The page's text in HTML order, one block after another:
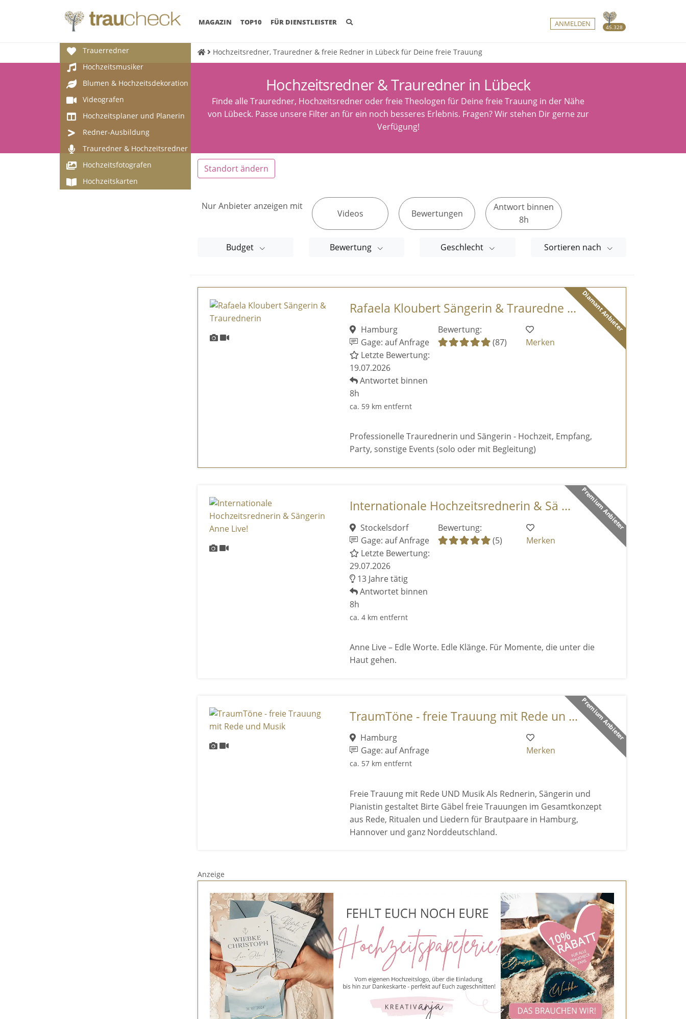
45.328
MAGAZIN (CURRENT)
TOP10 FÜR DIENSTLEISTER ANMELDEN
Trauerredner
Hochzeitsmusiker
Blumen & Hochzeitsdekoration
Videografen
Hochzeitsplaner und Planerin
Redner-Ausbildung
Trauredner & Hochzeitsredner
Hochzeitsfotografen
Hochzeitskarten
Hochzeitsredner, Trauredner & freie Redner in Lübeck für Deine freie Trauung
Hochzeitsredner & Trauredner in Lübeck
Finde alle Trauredner, Hochzeitsredner oder freie Theologen für Deine freie Trauung in der Nähe
von Lübeck. Passe unsere Filter an für ein noch besseres Erlebnis. Fragen? Wir stehen Dir gerne zur
Verfügung!
Standort ändern
Nur Anbieter anzeigen mit
Videos Bewertungen
Antwort binnen
8h
Budget Bewertung Geschlecht Sortieren nach
Diamant Anbieter
Rafaela Kloubert Sängerin & Trauredne ...
Hamburg
Gage: auf Anfrage
Letzte Bewertung:
19.07.2026
Antwortet binnen
8h
ca. 59 km entfernt
Bewertung:
(87)
Merken
Professionelle Traurednerin und Sängerin - Hochzeit, Empfang,
Party, sonstige Events (solo oder mit Begleitung)
Premium Anbieter
Internationale Hochzeitsrednerin & Sä ...
Stockelsdorf
Gage: auf Anfrage
Letzte Bewertung:
29.07.2026
13 Jahre tätig
Antwortet binnen
8h
ca. 4 km entfernt
Bewertung:
(5)
Merken
Anne Live – Edle Worte. Edle Klänge. Für Momente, die unter die
Haut gehen.
Premium Anbieter
TraumTöne - freie Trauung mit Rede un ...
Hamburg
Gage: auf Anfrage
ca. 57 km entfernt
Merken
Freie Trauung mit Rede UND Musik Als Rednerin, Sängerin und
Pianistin gestaltet Birte Gäbel freie Trauungen im Gesamtkonzept
aus Rede, Ritualen und Liedern für Brautpaare in Hamburg,
Hannover und ganz Norddeutschland.
Anzeige